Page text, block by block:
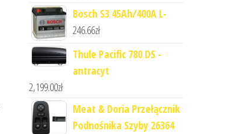
Bosch S3 45Ah/400A L-
246.66zł
Thule Pacific 780 DS -
antracyt
2,199.00zł
Meat & Doria Przełącznik
Podnośnika Szyby 26364